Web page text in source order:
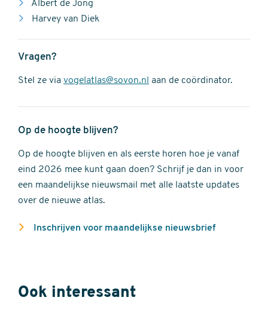
Albert de Jong
Harvey van Diek
Vragen?
Stel ze via vogelatlas@sovon.nl aan de coördinator.
Op de hoogte blijven?
Op de hoogte blijven en als eerste horen hoe je vanaf
eind 2026 mee kunt gaan doen? Schrijf je dan in voor
een maandelijkse nieuwsmail met alle laatste updates
over de nieuwe atlas.
Inschrijven voor maandelijkse nieuwsbrief
Ook interessant